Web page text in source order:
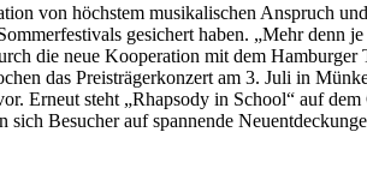
von höchstem musikalischen Anspruch
gesichert haben. „Mehr denn
die neue Kooperation mit dem
das Preisträgerkonzert am 3. Juli in
Erneut steht „Rhapsody in School“ auf dem
Besucher auf spannende